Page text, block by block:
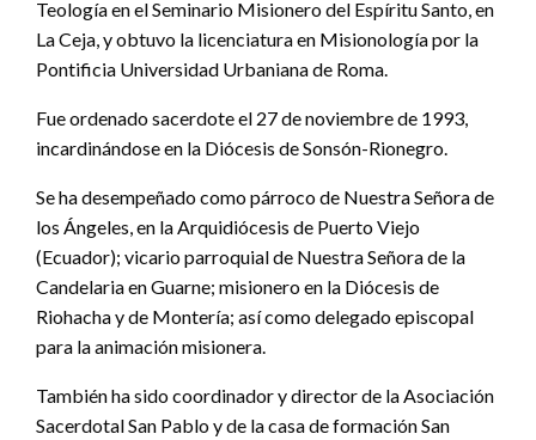
Teología en el Seminario Misionero del Espíritu Santo, en
La Ceja, y obtuvo la licenciatura en Misionología por la
Pontificia Universidad Urbaniana de Roma.
Fue ordenado sacerdote el 27 de noviembre de 1993,
incardinándose en la Diócesis de Sonsón-Rionegro.
Se ha desempeñado como párroco de Nuestra Señora de
los Ángeles, en la Arquidiócesis de Puerto Viejo
(Ecuador); vicario parroquial de Nuestra Señora de la
Candelaria en Guarne; misionero en la Diócesis de
Riohacha y de Montería; así como delegado episcopal
para la animación misionera.
También ha sido coordinador y director de la Asociación
Sacerdotal San Pablo y de la casa de formación San